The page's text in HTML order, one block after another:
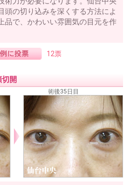
頭の切り込みを深くする方法によ
品で、かわいい雰囲気の目元を作
12票
開
術後35日目